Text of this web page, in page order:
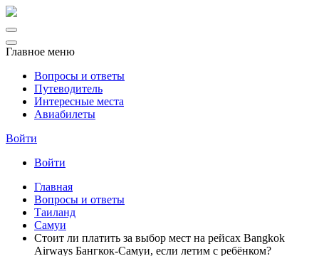
Главное меню
Вопросы и ответы
Путеводитель
Интересные места
Авиабилеты
Войти
Войти
Главная
Вопросы и ответы
Таиланд
Самуи
Стоит ли платить за выбор мест на рейсах Bangkok
Airways Бангкок-Самуи, если летим с ребёнком?